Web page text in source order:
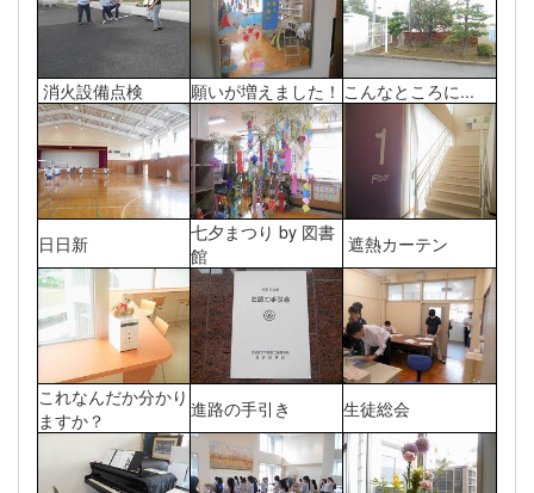
消火設備点検 願いが増えました！ こんなところに...
日日新
七夕まつり by 図書
館
遮熱カーテン
これなんだか分かり
ますか？
進路の手引き 生徒総会